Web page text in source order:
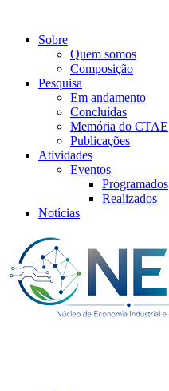
Sobre
Quem somos
Composição
Pesquisa
Em andamento
Concluídas
Memória do CTAE
Publicações
Atividades
Eventos
Programados
Realizados
Notícias